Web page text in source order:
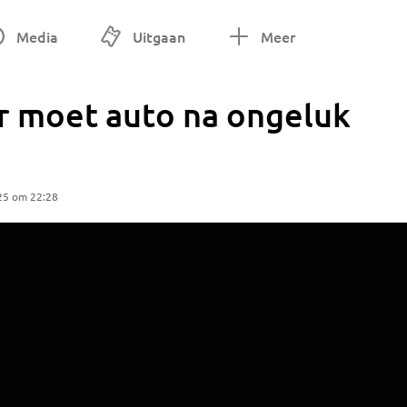
Media Uitgaan Meer
moet auto na ongeluk
om 22:28